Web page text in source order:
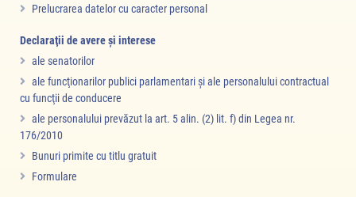
Prelucrarea datelor cu caracter personal
Declaraţii de avere şi interese
ale senatorilor
ale funcţionarilor publici parlamentari şi ale personalului contractual
cu funcţii de conducere
ale personalului prevăzut la art. 5 alin. (2) lit. f) din Legea nr.
176/2010
Bunuri primite cu titlu gratuit
Formulare